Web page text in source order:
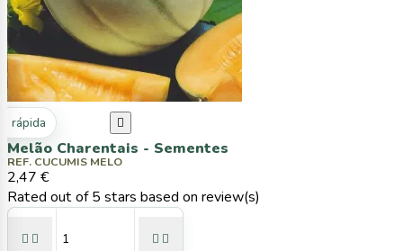
rápida 
Melão Charentais - Sementes
REF. CUCUMIS MELO
2,47 €
Rated out of 5 stars based on review(s)
   